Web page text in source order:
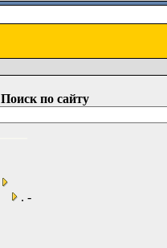
Поиск по сайту
. -